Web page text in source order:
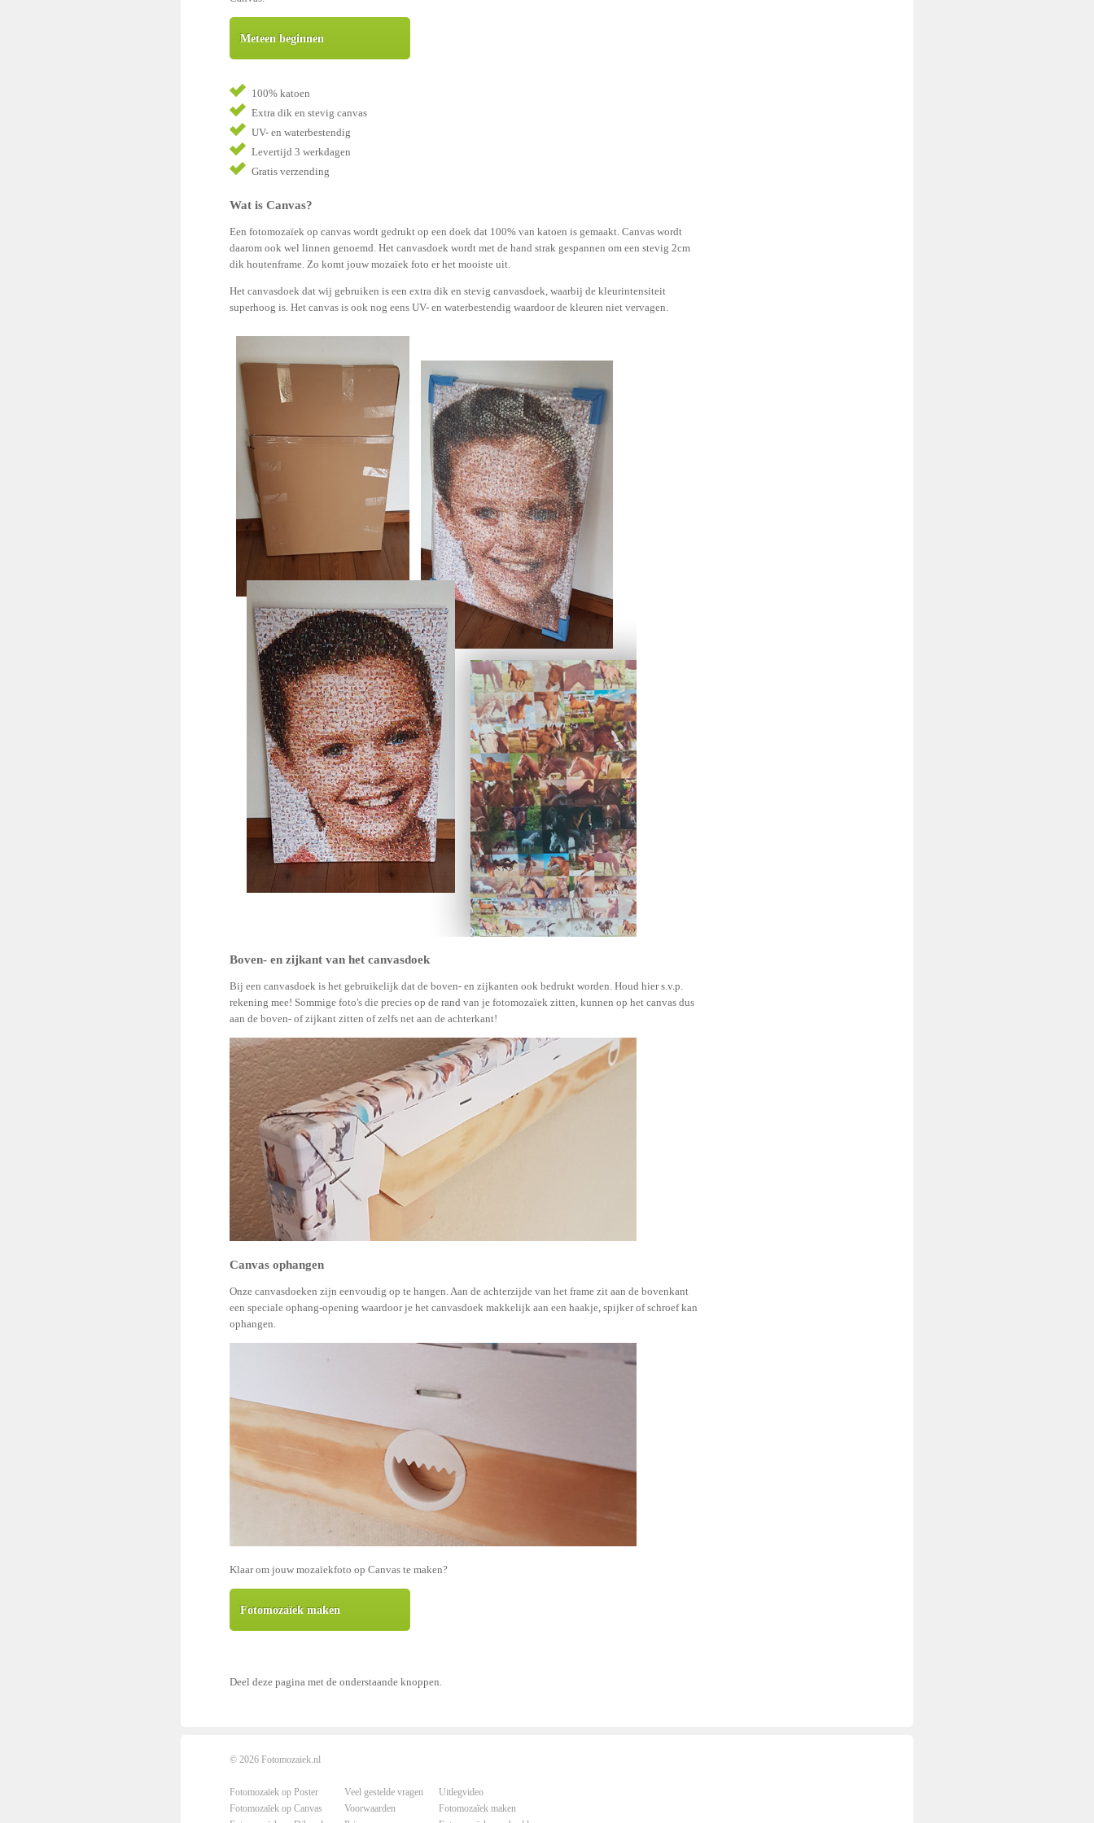
Meteen beginnen
100% katoen
Extra dik en stevig canvas
UV- en waterbestendig
Levertijd 3 werkdagen
Gratis verzending
Wat is Canvas?
Een fotomozaïek op canvas wordt gedrukt op een doek dat 100% van katoen is gemaakt. Canvas wordt
daarom ook wel linnen genoemd. Het canvasdoek wordt met de hand strak gespannen om een stevig 2cm
dik houtenframe. Zo komt jouw mozaïek foto er het mooiste uit.
Het canvasdoek dat wij gebruiken is een extra dik en stevig canvasdoek, waarbij de kleurintensiteit
superhoog is. Het canvas is ook nog eens UV- en waterbestendig waardoor de kleuren niet vervagen.
Boven- en zijkant van het canvasdoek
Bij een canvasdoek is het gebruikelijk dat de boven- en zijkanten ook bedrukt worden. Houd hier s.v.p.
rekening mee! Sommige foto's die precies op de rand van je fotomozaïek zitten, kunnen op het canvas dus
aan de boven- of zijkant zitten of zelfs net aan de achterkant!
Canvas ophangen
Onze canvasdoeken zijn eenvoudig op te hangen. Aan de achterzijde van het frame zit aan de bovenkant
een speciale ophang-opening waardoor je het canvasdoek makkelijk aan een haakje, spijker of schroef kan
ophangen.
Klaar om jouw mozaïekfoto op Canvas te maken?
Fotomozaïek maken
Deel deze pagina met de onderstaande knoppen.
© 2026 Fotomozaiek.nl
Fotomozaïek op Poster
Fotomozaïek op Canvas
Veel gestelde vragen
Voorwaarden
Uitlegvideo
Fotomozaïek maken